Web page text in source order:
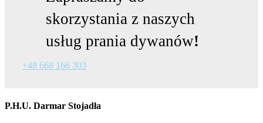
skorzystania z naszych
usług prania dywanów!
+48 668 166 303
P.H.U. Darmar Stojadła